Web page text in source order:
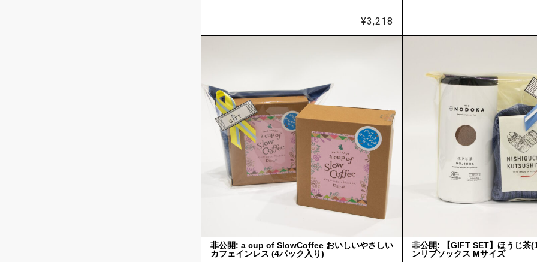
¥3,218
非公開: a cup of SlowCoffee おいしいやさしい
カフェインレス (4パック入り)
非公開: 【GIFT SET】ほうじ茶
ンリブソックス Mサイズ